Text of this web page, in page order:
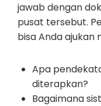
jawab dengan
pusat tersebut.
bisa Anda ajukan
Apa
diterapkan?
Bagaimana